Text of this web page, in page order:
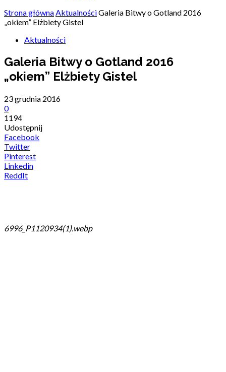
Strona głównaAktualnościGaleria Bitwy o Gotland 2016
„okiem” Elżbiety Gistel
Aktualności
Galeria Bitwy o Gotland 2016
„okiem” Elżbiety Gistel
23 grudnia 2016
0
1194
Udostępnij
Facebook
Twitter
Pinterest
Linkedin
ReddIt
6996_P1120934(1).webp